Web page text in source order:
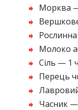
Морква
Рослинна
Молоко
Сіль — 1
Перець
Часник —